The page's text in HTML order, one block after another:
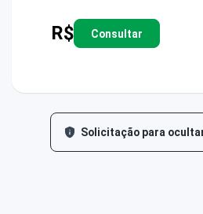
R$ Consultar
Solicitação para